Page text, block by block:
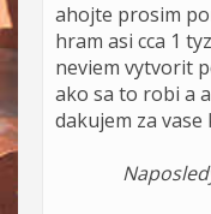
ahojte prosim
hram asi cca 1
neviem vytvorit
ako sa to robi a
dakujem za vase